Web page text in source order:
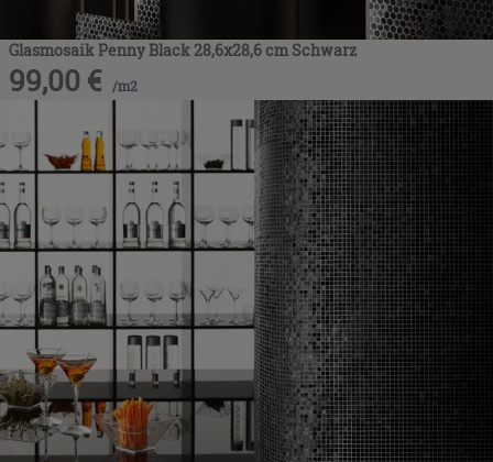
Glasmosaik Penny Black 28,6x28,6 cm Schwarz
99,00 € /m2